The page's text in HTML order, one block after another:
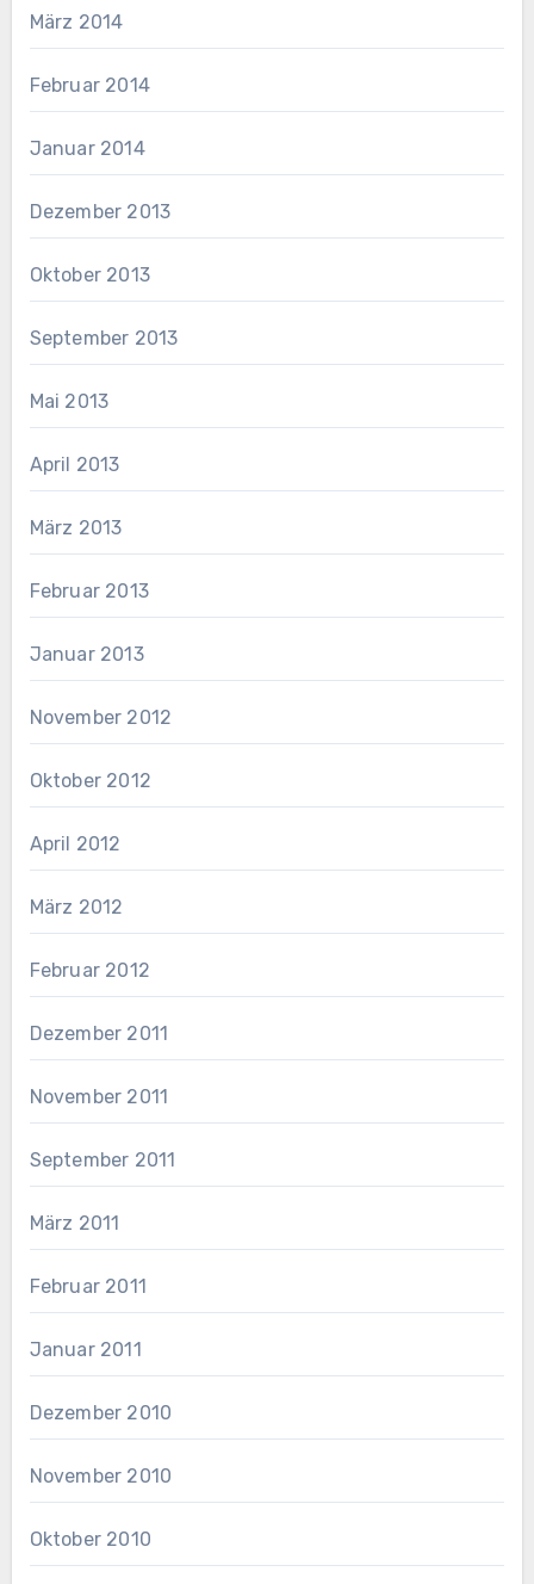
März 2014
Februar 2014
Januar 2014
Dezember 2013
Oktober 2013
September 2013
Mai 2013
April 2013
März 2013
Februar 2013
Januar 2013
November 2012
Oktober 2012
April 2012
März 2012
Februar 2012
Dezember 2011
November 2011
September 2011
März 2011
Februar 2011
Januar 2011
Dezember 2010
November 2010
Oktober 2010